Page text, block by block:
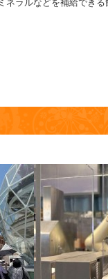
ネラルなどを補給でき